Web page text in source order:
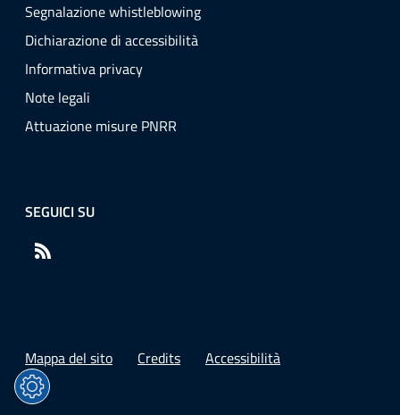
Segnalazione whistleblowing
Dichiarazione di accessibilità
Informativa privacy
Note legali
Attuazione misure PNRR
SEGUICI SU
Mappa del sito Credits Accessibilità